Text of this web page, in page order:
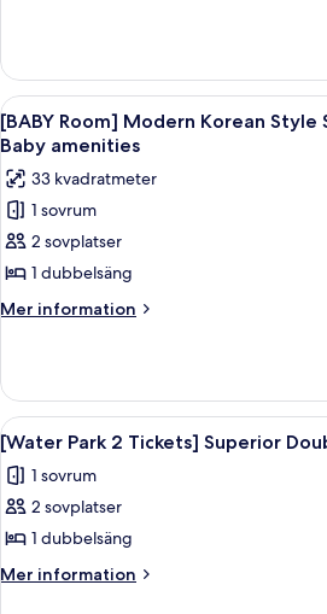
or
Double
Randomly
Assigned)
Luxury]
Club
Suite
(Suite
Superior
Twin
or
Double
Randomly
Öppna
alla
foton
för
[BABY
Room]
Modern
Korean
Double
with
Baby
amenities
En
7
[BABY Room] Modern Korean
Baby amenities
33 kvadratmeter
1 sovrum
2 sovplatser
1 dubbelsäng
Mer information
Mer
Room]
Modern
Korean
Style
Superior
Double
Baby
amenities
Öppna
alla
foton
för
[Water
Park
Ett
9
[Water Park 2 Tickets] Superior
1 sovrum
2 sovplatser
1 dubbelsäng
Mer information
Mer